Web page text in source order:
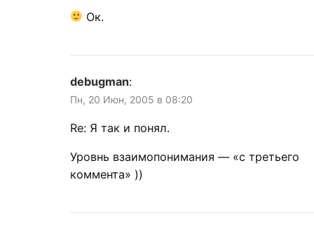
Ок.
debugman:
Пн, 20 Июн, 2005 в 08:20
Re: Я так и понял.
Уровнь взаимопонимания — «с третьего
коммента» ))